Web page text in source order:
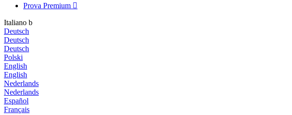
Prova Premium 
Italiano b
Deutsch
Deutsch
Deutsch
Polski
English
English
Nederlands
Nederlands
Español
Français